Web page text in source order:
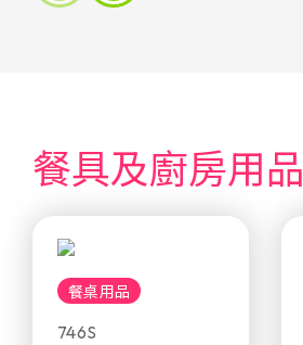
餐具及廚房用品
餐桌用品
746S